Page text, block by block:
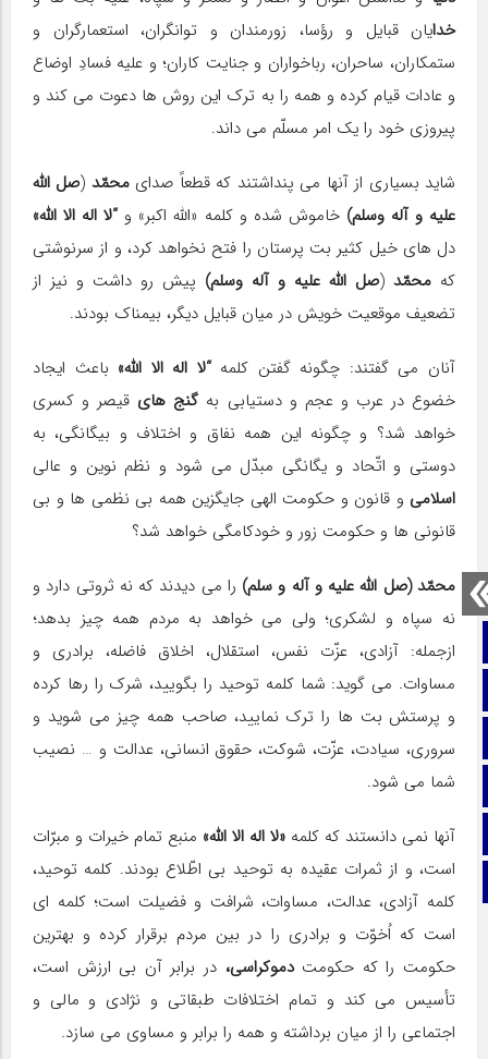
صفحه نخست
تماس با ما
آپارات
اینستاگرام
تلگرام
خدایان قبایل و رؤسا، زورمندان و توانگران، استعمارگران و
ستمكاران، ساحران، رباخواران و جنایت كاران؛ و علیه فسادِ اوضاع
و عادات قیام كرده و همه را به ترك این روش ها دعوت می كند و
پیروزی خود را یك امر مسلّم می داند.
شاید بسیاری از آنها می پنداشتند كه قطعاً صدایمحمّد (صل الله
علیه و آله وسلم) خاموش شده و كلمه «الله اكبر» و “لا اله الا الله»
دل های خیل كثیر بت پرستان را فتح نخواهد كرد، و از سرنوشتی
كه محمّد (صل الله علیه و آله وسلم) پیش رو داشت و نیز از
تضعیف موقعیت خویش در میان قبایل دیگر، بیمناك بودند.
آنان می گفتند: چگونه گفتن كلمه“لا اله الا الله» باعث ایجاد
خضوع در عرب و عجم و دستیابی به گنج های قیصر و كسری
خواهد شد؟ و چگونه این همه نفاق و اختلاف و بیگانگی، به
دوستی و اتّحاد و یگانگی مبدّل می شود و نظم نوین و عالی
اسلامی و قانون و حكومت الهی جایگزین همه بی نظمی ها و بی
قانونی ها و حكومت زور و خودكامگی خواهد شد؟
محمّد (صل الله علیه و آله و سلم) را می دیدند كه نه ثروتی دارد و
نه سپاه و لشکری؛ ولی می خواهد به مردم همه چیز بدهد؛
ازجمله: آزادی، عزّت نفس، استقلال، اخلاق فاضله، برادری و
مساوات. می گوید: شما كلمه توحید را بگویید، شرك را رها كرده
و پرستش بت ها را ترك نمایید، صاحب همه چیز می شوید و
سروری، سیادت، عزّت، شوكت، حقوق انسانی، عدالت و … نصیب
شما می شود.
آنها نمی دانستند كه كلمه «لا اله الا الله» منبع تمام خیرات و مبرّات
است، و از ثمرات عقیده به توحید بی اطّلاع بودند. كلمه توحید،
كلمه آزادی، عدالت، مساوات، شرافت و فضیلت است؛ كلمه ای
است كه اُخوّت و برادری را در بین مردم برقرار كرده و بهترین
حكومت را كه حكومتدموكراسی، در برابر آن بی ارزش است،
تأسیس می كند و تمام اختلافات طبقاتی و نژادی و مالی و
اجتماعی را از میان برداشته و همه را برابر و مساوی می سازد.